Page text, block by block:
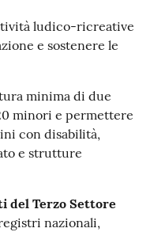
ludico-ricreative
e sostenere le
minima di due
minori e permettere
con disabilità,
e strutture
del Terzo Settore
nazionali,